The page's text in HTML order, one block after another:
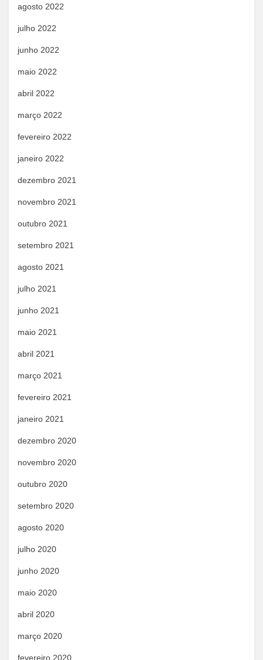
agosto 2022
julho 2022
junho 2022
maio 2022
abril 2022
março 2022
fevereiro 2022
janeiro 2022
dezembro 2021
novembro 2021
outubro 2021
setembro 2021
agosto 2021
julho 2021
junho 2021
maio 2021
abril 2021
março 2021
fevereiro 2021
janeiro 2021
dezembro 2020
novembro 2020
outubro 2020
setembro 2020
agosto 2020
julho 2020
junho 2020
maio 2020
abril 2020
março 2020
fevereiro 2020